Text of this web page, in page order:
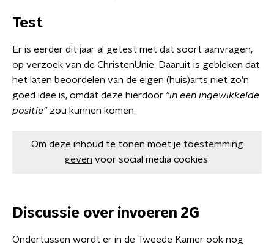
Test
Er is eerder dit jaar al getest met dat soort aanvragen,
op verzoek van de ChristenUnie. Daaruit is gebleken dat
het laten beoordelen van de eigen (huis)arts niet zo'n
goed idee is, omdat deze hierdoor "in een ingewikkelde
positie"zou kunnen komen.
Om deze inhoud te tonen moet je toestemming
geven voor social media cookies.
Discussie over invoeren 2G
Ondertussen wordt er in de Tweede Kamer ook nog